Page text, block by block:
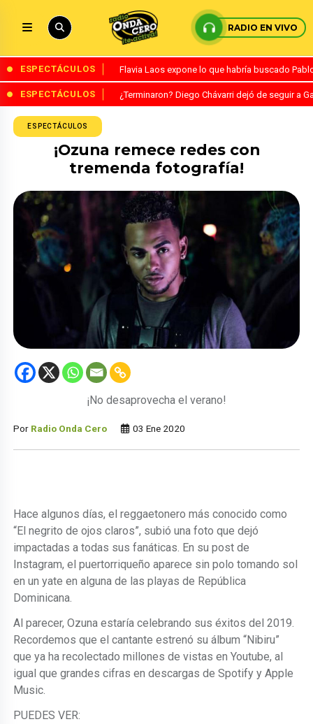
RADIO EN VIVO
ESPECTÁCULOS Flavia Laos expone lo que habría buscado
ESPECTÁCULOS ¿Terminaron? Diego Chávarri dejó de seguir a
ESPECTÁCULOS
¡Ozuna remece redes con
tremenda fotografía!
¡No desaprovecha el verano!
Por Radio Onda Cero 03 Ene 2020
Hace algunos días, el reggaetonero más conocido como
“El negrito de ojos claros”, subió una foto que dejó
impactadas a todas sus fanáticas. En su post de
Instagram, el puertorriqueño aparece sin polo tomando sol
en un yate en alguna de las playas de República
Dominicana.
Al parecer, Ozuna estaría celebrando sus éxitos del 2019.
Recordemos que el cantante estrenó su álbum “Nibiru”
que ya ha recolectado millones de vistas en Youtube, al
igual que grandes cifras en descargas de Spotify y Apple
Music.
PUEDES VER: